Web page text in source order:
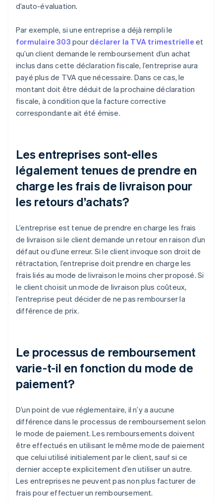
d’auto-évaluation.
Par exemple, si une entreprise a déjà rempli le
formulaire 303 pour déclarer la TVA trimestrielle et
qu’un client demande le remboursement d’un achat
inclus dans cette déclaration fiscale, l’entreprise aura
payé plus de TVA que nécessaire. Dans ce cas, le
montant doit être déduit de la prochaine déclaration
fiscale, à condition que la facture corrective
correspondante ait été émise.
Les entreprises sont-elles
légalement tenues de prendre en
charge les frais de livraison pour
les retours d’achats?
L’entreprise est tenue de prendre en charge les frais
de livraison si le client demande un retour en raison d’un
défaut ou d’une erreur. Si le client invoque son droit de
rétractation, l’entreprise doit prendre en charge les
frais liés au mode de livraison le moins cher proposé. Si
le client choisit un mode de livraison plus coûteux,
l’entreprise peut décider de ne pas rembourser la
différence de prix.
Le processus de remboursement
varie-t-il en fonction du mode de
paiement?
D’un point de vue réglementaire, il n’y a aucune
différence dans le processus de remboursement selon
le mode de paiement. Les remboursements doivent
être effectués en utilisant le même mode de paiement
que celui utilisé initialement par le client, sauf si ce
dernier accepte explicitement d’en utiliser un autre.
Les entreprises ne peuvent pas non plus facturer de
frais pour effectuer un remboursement.